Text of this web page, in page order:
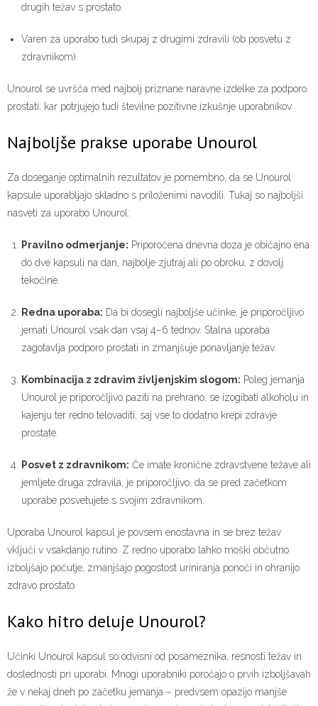
drugih težav s prostato.
Varen za uporabo tudi skupaj z drugimi zdravili (ob posvetu z
zdravnikom).
Unourol se uvršča med najbolj priznane naravne izdelke za podporo
prostati, kar potrjujejo tudi številne pozitivne izkušnje uporabnikov.
Najboljše prakse uporabe Unourol
Za doseganje optimalnih rezultatov je pomembno, da se Unourol
kapsule uporabljajo skladno s priloženimi navodili. Tukaj so najboljši
nasveti za uporabo Unourol:
Pravilno odmerjanje: Priporočena dnevna doza je običajno ena
do dve kapsuli na dan, najbolje zjutraj ali po obroku, z dovolj
tekočine.
Redna uporaba: Da bi dosegli najboljše učinke, je priporočljivo
jemati Unourol vsak dan vsaj 4–6 tednov. Stalna uporaba
zagotavlja podporo prostati in zmanjšuje ponavljanje težav.
Kombinacija z zdravim življenjskim slogom: Poleg jemanja
Unourol je priporočljivo paziti na prehrano, se izogibati alkoholu in
kajenju ter redno telovaditi, saj vse to dodatno krepi zdravje
prostate.
Posvet z zdravnikom: Če imate kronične zdravstvene težave ali
jemljete druga zdravila, je priporočljivo, da se pred začetkom
uporabe posvetujete s svojim zdravnikom.
Uporaba Unourol kapsul je povsem enostavna in se brez težav
vključi v vsakdanjo rutino. Z redno uporabo lahko moški občutno
izboljšajo počutje, zmanjšajo pogostost uriniranja ponoči in ohranijo
zdravo prostato.
Kako hitro deluje Unourol?
Učinki Unourol kapsul so odvisni od posameznika, resnosti težav in
doslednosti pri uporabi. Mnogi uporabniki poročajo o prvih izboljšavah
že v nekaj dneh po začetku jemanja – predvsem opazijo manjše